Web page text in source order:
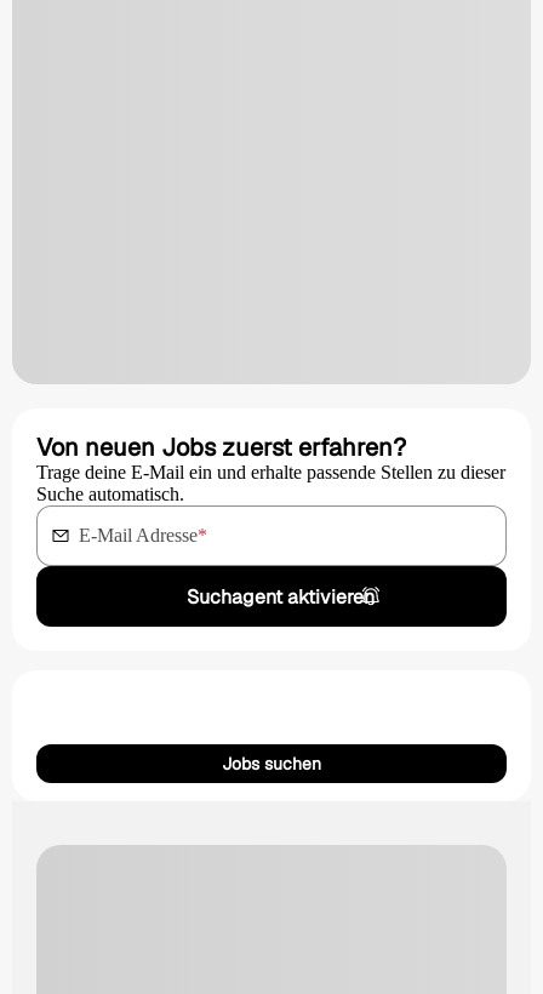
Von neuen Jobs zuerst erfahren?
Trage deine E-Mail ein und erhalte passende Stellen zu dieser
Suche automatisch.
E-Mail Adresse*
Suchagent aktivieren
Jobs suchen